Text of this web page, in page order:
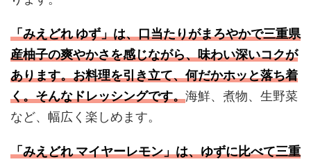
「みえどれ ゆず」は、口当たりがまろやかで三重県
産柚子の爽やかさを感じながら、味わい深いコクが
あります。お料理を引き立て、何だかホッと落ち着
く。そんなドレッシングです。海鮮、煮物、生野菜
など、幅広く楽しめます。
「みえどれ マイヤーレモン」は、ゆずに比べて三重